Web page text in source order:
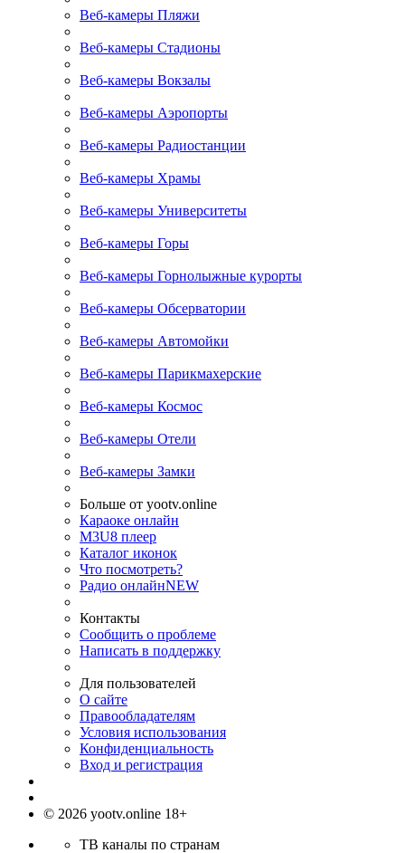
Веб-камеры Пляжи
Веб-камеры Стадионы
Веб-камеры Вокзалы
Веб-камеры Аэропорты
Веб-камеры Радиостанции
Веб-камеры Храмы
Веб-камеры Университеты
Веб-камеры Горы
Веб-камеры Горнолыжные курорты
Веб-камеры Обсерватории
Веб-камеры Автомойки
Веб-камеры Парикмахерские
Веб-камеры Космос
Веб-камеры Отели
Веб-камеры Замки
Больше от yootv.online
Караоке онлайн
M3U8 плеер
Каталог иконок
Что посмотреть?
Радио онлайнNEW
Контакты
Сообщить о проблеме
Написать в поддержку
Для пользователей
О сайте
Правообладателям
Условия использования
Конфиденциальность
Вход и регистрация
© 2026 yootv.online 18+
ТВ каналы по странам